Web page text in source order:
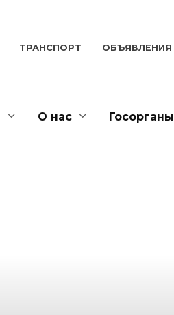
ТРАНСПОРТ ОБЪЯВЛЕНИЯ
О нас Госорганы